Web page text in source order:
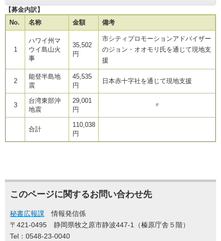
【募金内訳】
No.
名称 金額 備考
1
ハワイ州マ
ウイ島山火
事
35,502
円
市シティプロモーションアドバイザー
のジョン・オオモリ氏を通じて現地支
援
2
能登半島地
震
45,535
円
日本赤十字社を通じて現地支援
3
台湾東部沖
地震
29,001
円
〃
合計
110,038
円
このページに関するお問い合わせ先
秘書広報課
情報発信係
〒421-0495
静岡県牧之原市静波447-1（榛原庁舎５階）
Tel：0548-23-0040